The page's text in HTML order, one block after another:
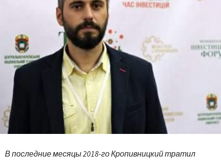
В последние месяцы 2018-го Кропивницкий тратил